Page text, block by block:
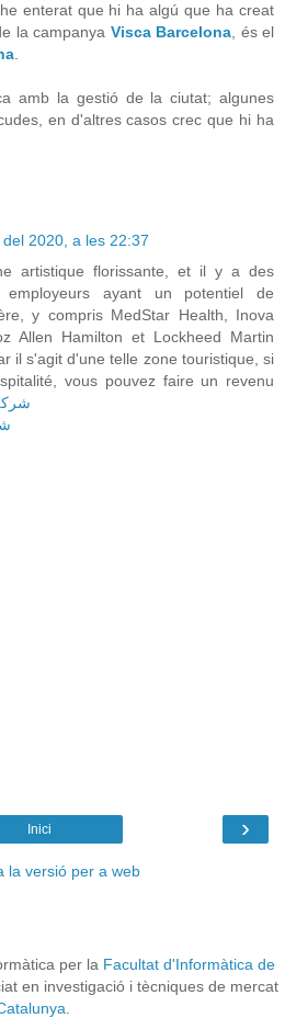
enterat que hi ha algú que ha creat
la campanya Visca Barcelona, és el
.
amb la gestió de la ciutat; algunes
en d'altres casos crec que hi ha
2020, a les 22:37
artistique florissante, et il y a des
ayant un potentiel de
y compris MedStar Health, Inova
Allen Hamilton et Lockheed Martin
il s'agit d'une telle zone touristique, si
vous pouvez faire un revenu
›
Inici
la versió per a web
per la Facultat d'Informàtica de
en investigació i tècniques de mercat